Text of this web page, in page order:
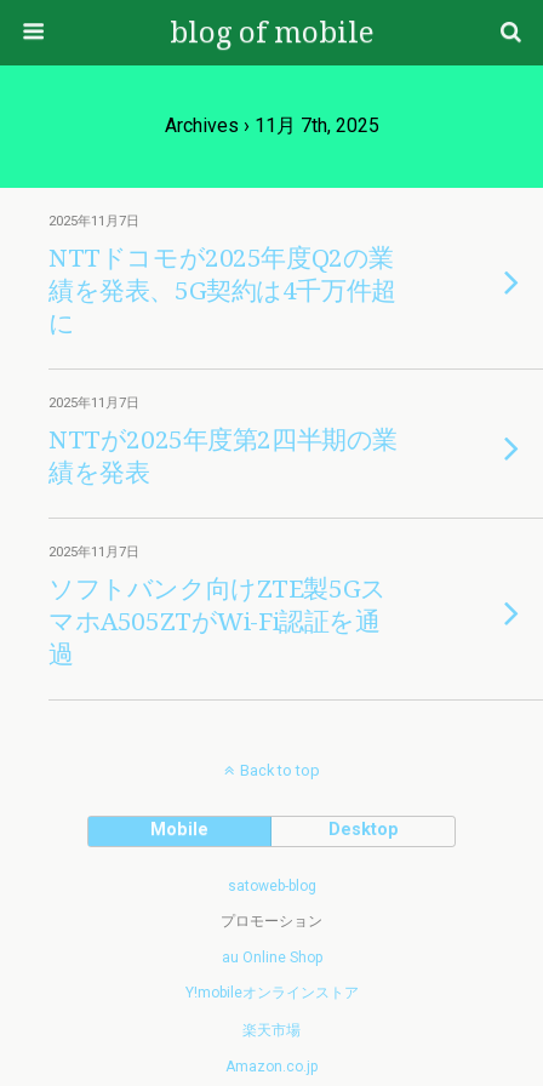
blog of mobile
Archives › 11月 7th, 2025
2025年11月7日
NTTドコモが2025年度Q2の業
績を発表、5G契約は4千万件超
に
2025年11月7日
NTTが2025年度第2四半期の業
績を発表
2025年11月7日
ソフトバンク向けZTE製5Gス
マホA505ZTがWi-Fi認証を通
過
Back to top
Mobile Desktop
satoweb-blog
プロモーション
au Online Shop
Y!mobileオンラインストア
楽天市場
Amazon.co.jp